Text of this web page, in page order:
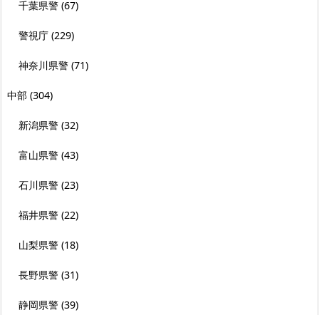
千葉県警 (67)
警視庁 (229)
神奈川県警 (71)
中部 (304)
新潟県警 (32)
富山県警 (43)
石川県警 (23)
福井県警 (22)
山梨県警 (18)
長野県警 (31)
静岡県警 (39)